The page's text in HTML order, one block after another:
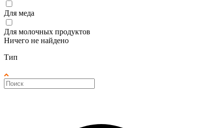
Для меда
Для молочных продуктов
Ничего не найдено
Тип